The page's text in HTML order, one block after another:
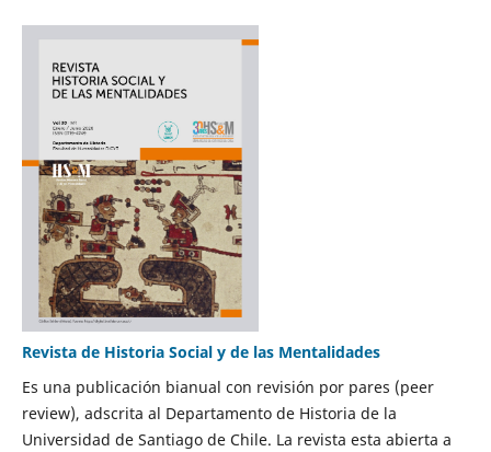
Revista de Historia Social y de las Mentalidades
Es una publicación bianual con revisión por pares (peer
review), adscrita al Departamento de Historia de la
Universidad de Santiago de Chile. La revista esta abierta a